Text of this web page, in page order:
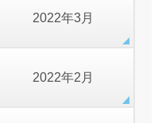
2022年3月
2022年2月